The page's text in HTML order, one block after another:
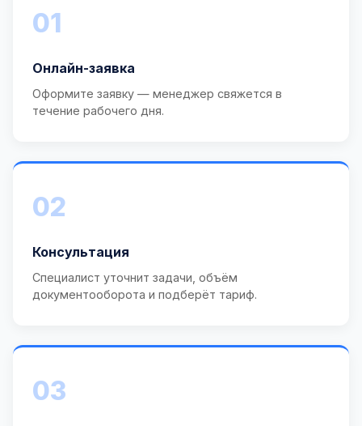
01
Онлайн-заявка
Оформите заявку — менеджер свяжется в
течение рабочего дня.
02
Консультация
Специалист уточнит задачи, объём
документооборота и подберёт тариф.
03